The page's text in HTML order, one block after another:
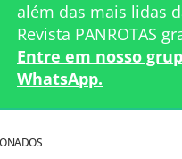
além das mais lidas
Revista PANROTAS
Entre em nosso
WhatsApp.